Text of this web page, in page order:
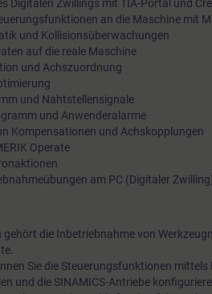
Digitalen Zwillings mit TIA-Portal und
an die Maschine mit
und Kollisionsüberwachungen
auf die reale Maschine
und Achszuordnung
und Nahtstellensignale
und Anwenderalarme
Kompensationen und Achskopplungen
Operate
am PC (Digitaler
gehört die Inbetriebnahme von
Sie die Steuerungsfunktionen
und die SINAMICS-Antriebe